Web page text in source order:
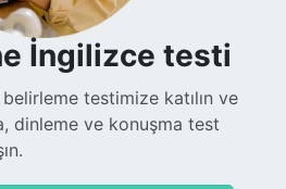
Teşekkürler.
Eğitmenleri de
tanışma derslerinden
İngilizce testi
testimize katılın ve
dinleme ve konuşma test